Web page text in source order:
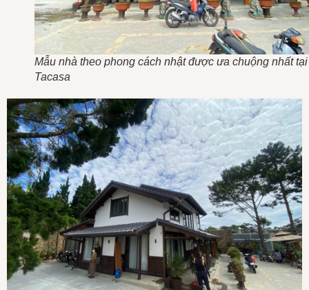
Mẫu nhà theo phong cách nhật được ưa chuộng nhất tại
Tacasa